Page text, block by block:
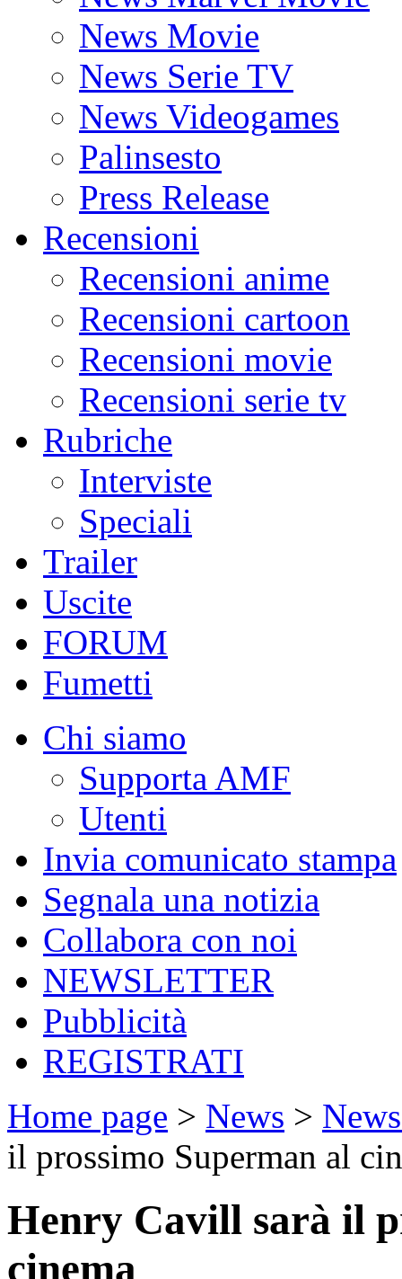
News Movie
News Serie TV
News Videogames
Palinsesto
Press Release
Recensioni
Recensioni anime
Recensioni cartoon
Recensioni movie
Recensioni serie tv
Rubriche
Interviste
Speciali
Trailer
Uscite
FORUM
Fumetti
Chi siamo
Supporta AMF
Utenti
Invia comunicato stampa
Segnala una notizia
Collabora con noi
NEWSLETTER
Pubblicità
REGISTRATI
Home page > News >
il prossimo Superman al
Henry Cavill sarà il
cinema